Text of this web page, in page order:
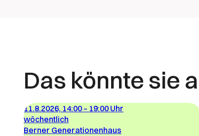
Das könnte sie
11.8.2026, 14:00 – 19:00 Uhr
wöchentlich
Berner Generationenhaus